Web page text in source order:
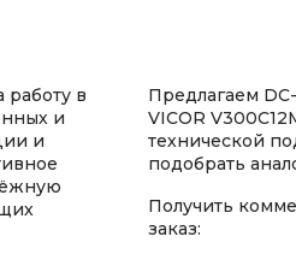
работу в
и
и
Предлагаем
VICOR
технической
подобрать
Получить
заказ: